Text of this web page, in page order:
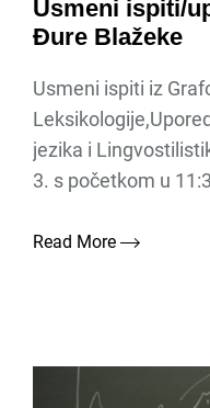
Usmeni ispiti/
Đure Blažeke
Usmeni ispiti iz
jezika i
3. s početkom u
Read More